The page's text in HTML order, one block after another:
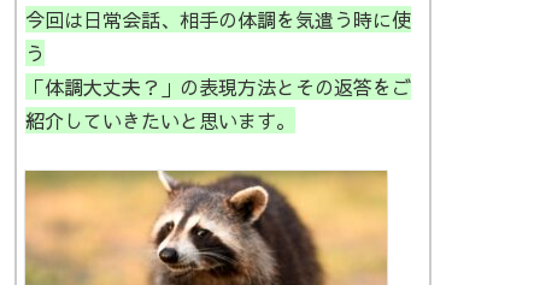
今回は日常会話、相手の体調を気遣う時に使
う
「体調大丈夫？」の表現方法とその返答をご
紹介していきたいと思います。